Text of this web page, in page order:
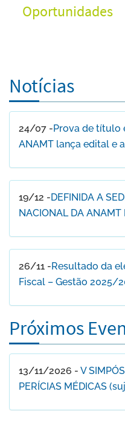
Oportunidades
Notícias
24/07 -Prova de título
ANAMT lança edital e
19/12 -DEFINIDA A
NACIONAL DA ANAMT
26/11 -Resultado da
Fiscal – Gestão 2025/
Próximos
13/11/2026 - V
PERÍCIAS MÉDICAS